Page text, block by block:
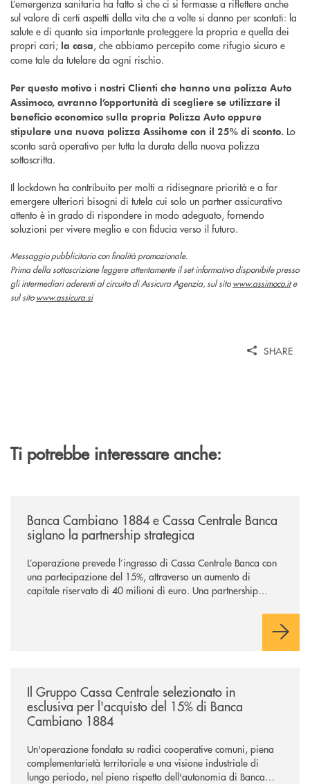
L’emergenza sanitaria ha fatto sì che ci si fermasse a riflettere anche
sul valore di certi aspetti della vita che a volte si danno per scontati: la
salute e di quanto sia importante proteggere la propria e quella dei
propri cari; la casa, che abbiamo percepito come rifugio sicuro e
come tale da tutelare da ogni rischio.
Per questo motivo i nostri Clienti che hanno una polizza Auto
Assimoco, avranno l’opportunità di scegliere se utilizzare il
beneficio economico sulla propria Polizza Auto oppure
stipulare una nuova polizza Assihome con il 25% di sconto. Lo
sconto sarà operativo per tutta la durata della nuova polizza
sottoscritta.
Il lockdown ha contribuito per molti a ridisegnare priorità e a far
emergere ulteriori bisogni di tutela cui solo un partner assicurativo
attento è in grado di rispondere in modo adeguato, fornendo
soluzioni per vivere meglio e con fiducia verso il futuro.
Messaggio pubblicitario con finalità promozionale.
Prima della sottoscrizione leggere attentamente il set informativo disponibile presso
gli intermediari aderenti al circuito di Assicura Agenzia, sul sitowww.assimoco.ite
sul sitowww.assicura.si
SHARE
Ti potrebbe interessare anche:
Banca Cambiano 1884 e Cassa Centrale Banca
siglano la partnership strategica
L’operazione prevede l’ingresso di Cassa Centrale Banca con
una partecipazione del 15%, attraverso un aumento di
capitale riservato di 40 milioni di euro. Una partnership
comuni e sulla prossimità ai territori, per ampliare l’offerta e
Il Gruppo Cassa Centrale selezionato in
esclusiva per l'acquisto del 15% di Banca
Cambiano 1884
Un'operazione fondata su radici cooperative comuni, piena
complementarietà territoriale e una visione industriale di
lungo periodo, nel pieno rispetto dell'autonomia di Banca